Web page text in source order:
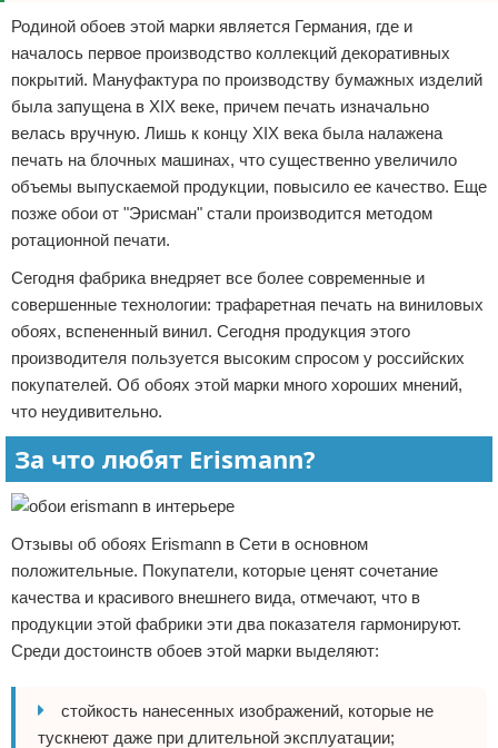
Родиной обоев этой марки является Германия, где и
началось первое производство коллекций декоративных
покрытий. Мануфактура по производству бумажных изделий
была запущена в XIX веке, причем печать изначально
велась вручную. Лишь к концу XIX века была налажена
печать на блочных машинах, что существенно увеличило
объемы выпускаемой продукции, повысило ее качество. Еще
позже обои от "Эрисман" стали производится методом
ротационной печати.
Сегодня фабрика внедряет все более современные и
совершенные технологии: трафаретная печать на виниловых
обоях, вспененный винил. Сегодня продукция этого
производителя пользуется высоким спросом у российских
покупателей. Об обоях этой марки много хороших мнений,
что неудивительно.
За что любят Erismann?
Отзывы об обоях Erismann в Сети в основном
положительные. Покупатели, которые ценят сочетание
качества и красивого внешнего вида, отмечают, что в
продукции этой фабрики эти два показателя гармонируют.
Среди достоинств обоев этой марки выделяют:
стойкость нанесенных изображений, которые не
тускнеют даже при длительной эксплуатации;